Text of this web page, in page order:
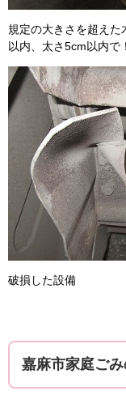
規定の大きさを超え
以内、太さ5cm以内で
破損した設備
嘉麻市家庭ご